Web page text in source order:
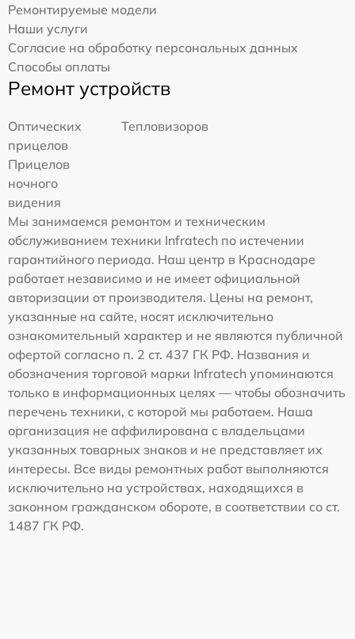
Ремонтируемые модели
Наши услуги
Согласие на обработку персональных данных
Способы оплаты
Ремонт устройств
Оптических
прицелов
Тепловизоров
Прицелов
ночного
видения
Мы занимаемся ремонтом и техническим
обслуживанием техники Infratech по истечении
гарантийного периода. Наш центр в Краснодаре
работает независимо и не имеет официальной
авторизации от производителя. Цены на ремонт,
указанные на сайте, носят исключительно
ознакомительный характер и не являются публичной
офертой согласно п. 2 ст. 437 ГК РФ. Названия и
обозначения торговой марки Infratech упоминаются
только в информационных целях — чтобы обозначить
перечень техники, с которой мы работаем. Наша
организация не аффилирована с владельцами
указанных товарных знаков и не представляет их
интересы. Все виды ремонтных работ выполняются
исключительно на устройствах, находящихся в
законном гражданском обороте, в соответствии со ст.
1487 ГК РФ.